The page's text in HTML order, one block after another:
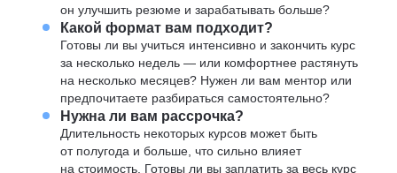
он улучшить резюме и зарабатывать больше?
Какой формат вам подходит?
Готовы ли вы учиться интенсивно и закончить курс
за несколько недель — или комфортнее растянуть
на несколько месяцев? Нужен ли вам ментор или
предпочитаете разбираться самостоятельно?
Нужна ли вам рассрочка?
Длительность некоторых курсов может быть
от полугода и больше, что сильно влияет
на стоимость. Готовы ли вы заплатить за весь курс